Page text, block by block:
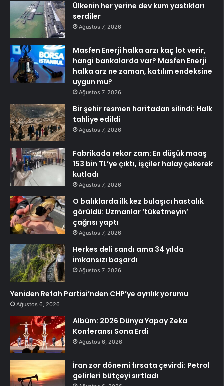
Ülkenin her yerine dev kum yastıkları
serdiler
Ağustos 7, 2026
Masfen Enerji halka arzı kaç lot verir,
hangi bankalarda var? Masfen Enerji
halka arz ne zaman, katılım endeksine
uygun mu?
Ağustos 7, 2026
Bir şehir resmen haritadan silindi: Halk
tahliye edildi
Ağustos 7, 2026
Fabrikada rekor zam: En düşük maaş
153 bin TL’ye çıktı, işçiler halay çekerek
kutladı
Ağustos 7, 2026
O balıklarda ilk kez bulaşıcı hastalık
görüldü: Uzmanlar ‘tüketmeyin’
çağrısı yaptı
Ağustos 7, 2026
Herkes deli sandı ama 34 yılda
imkansızı başardı
Ağustos 7, 2026
Yeniden Refah Partisi’nden CHP’ye ayrılık yorumu
Ağustos 6, 2026
Albüm: 2026 Dünya Yapay Zeka
Konferansı Sona Erdi
Ağustos 6, 2026
İran zor dönemi fırsata çevirdi: Petrol
gelirleri bütçeyi sırtladı